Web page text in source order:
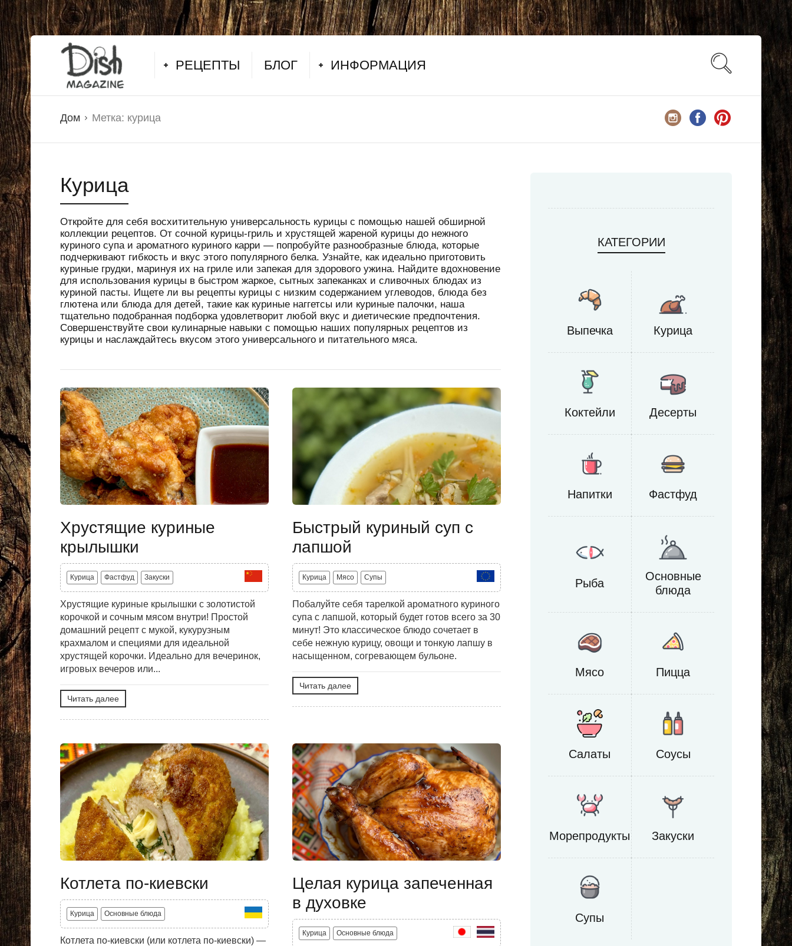
РЕЦЕПТЫ БЛОГ ИНФОРМАЦИЯ
Дом Метка: курица
Курица
Откройте для себя восхитительную универсальность курицы с помощью нашей обширной
коллекции рецептов. От сочной курицы-гриль и хрустящей жареной курицы до нежного
куриного супа и ароматного куриного карри — попробуйте разнообразные блюда, которые
подчеркивают гибкость и вкус этого популярного белка. Узнайте, как идеально приготовить
куриные грудки, маринуя их на гриле или запекая для здорового ужина. Найдите вдохновение
для использования курицы в быстром жаркое, сытных запеканках и сливочных блюдах из
куриной пасты. Ищете ли вы рецепты курицы с низким содержанием углеводов, блюда без
глютена или блюда для детей, такие как куриные наггетсы или куриные палочки, наша
тщательно подобранная подборка удовлетворит любой вкус и диетические предпочтения.
Совершенствуйте свои кулинарные навыки с помощью наших популярных рецептов из
курицы и наслаждайтесь вкусом этого универсального и питательного мяса.
Хрустящие куриные
крылышки
Курица Фастфуд Закуски
Хрустящие куриные крылышки с золотистой
корочкой и сочным мясом внутри! Простой
домашний рецепт с мукой, кукурузным
крахмалом и специями для идеальной
хрустящей корочки. Идеально для вечеринок,
игровых вечеров или...
Читать далее
Быстрый куриный суп с
лапшой
Курица Мясо Супы
Побалуйте себя тарелкой ароматного куриного
супа с лапшой, который будет готов всего за 30
минут! Это классическое блюдо сочетает в
себе нежную курицу, овощи и тонкую лапшу в
насыщенном, согревающем бульоне.
Читать далее
Котлета по-киевски
Курица Основные блюда
Котлета по-киевски (или котлета по-киевски) —
Целая курица запеченная
в духовке
Курица Основные блюда
КАТЕГОРИИ
Выпечка Курица
Коктейли Десерты
Напитки Фастфуд
Рыба
Основные
блюда
Мясо Пицца
Салаты Соусы
Морепродукты Закуски
Супы